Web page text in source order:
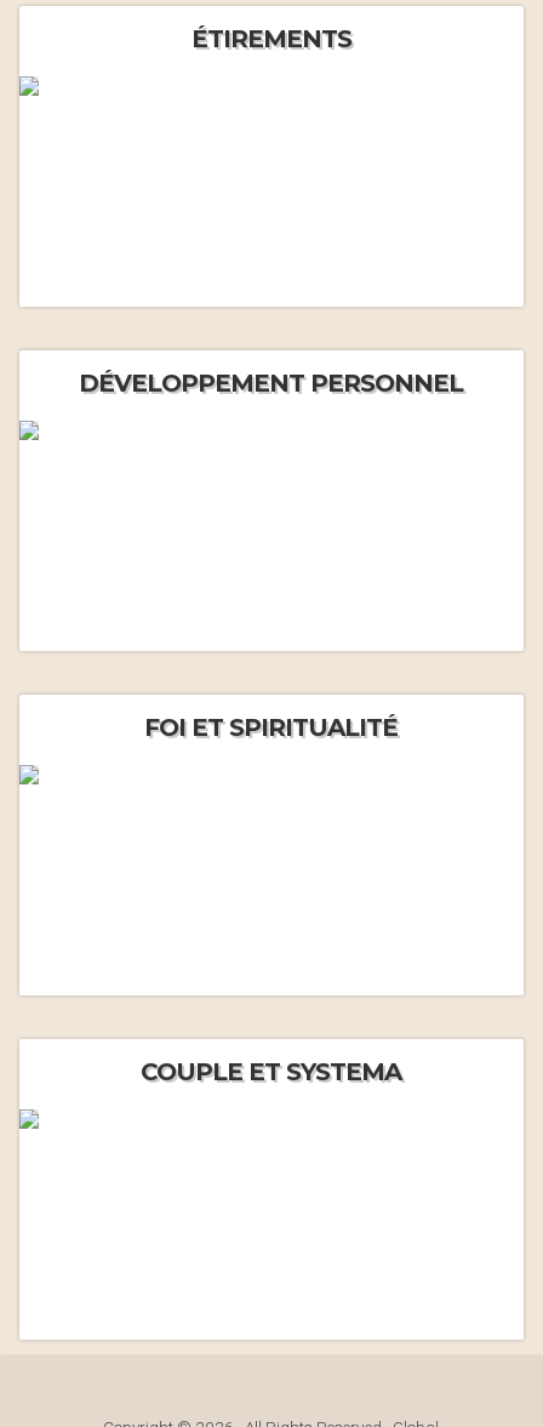
ÉTIREMENTS
DÉVELOPPEMENT PERSONNEL
FOI ET SPIRITUALITÉ
COUPLE ET SYSTEMA